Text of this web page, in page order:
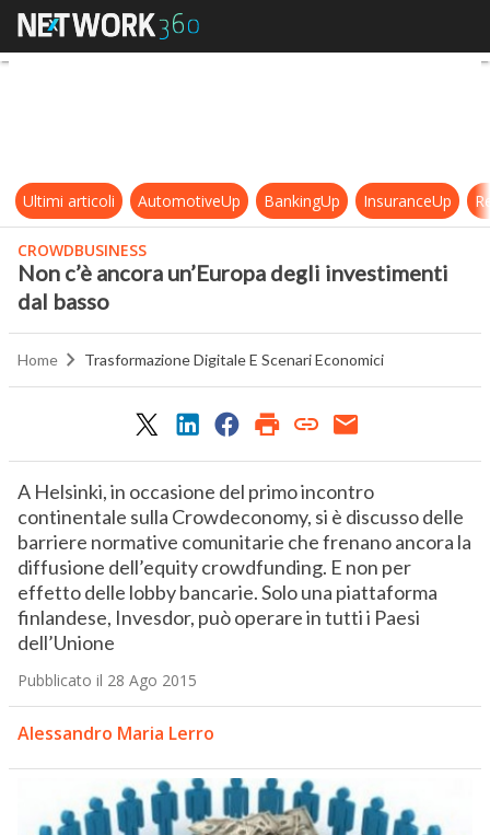
Non c’è ancora un’Europa degli
Ultimi articoli AutomotiveUp BankingUp InsuranceUp
CROWDBUSINESS
Non c’è ancora un’Europa degli investimenti
dal basso
Home Trasformazione Digitale E Scenari Economici
A Helsinki, in occasione del primo incontro
continentale sulla Crowdeconomy, si è discusso delle
barriere normative comunitarie che frenano ancora la
diffusione dell’equity crowdfunding. E non per
effetto delle lobby bancarie. Solo una piattaforma
finlandese, Invesdor, può operare in tutti i Paesi
dell’Unione
Pubblicato il 28 Ago 2015
Alessandro Maria Lerro